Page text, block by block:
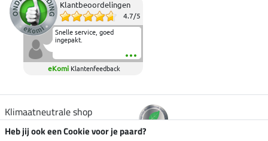
Klantbeoordelingen
4.7/5
Snelle service, goed
ingepakt.
eKomi Klantenfeedback
Klimaatneutrale shop
Heb jij ook een Cookie voor je paard?